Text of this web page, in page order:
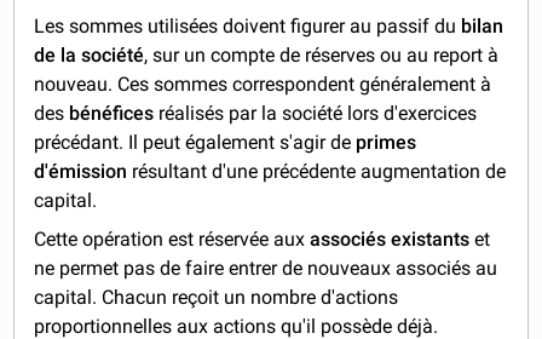
Les sommes utilisées doivent figurer au passif du bilan
de la société, sur un compte de réserves ou au report à
nouveau. Ces sommes correspondent généralement à
des bénéfices réalisés par la société lors d'exercices
précédant. Il peut également s'agir de primes
d'émission résultant d'une précédente augmentation de
capital.
Cette opération est réservée auxassociés existants et
ne permet pas de faire entrer de nouveaux associés au
capital. Chacun reçoit un nombre d'actions
proportionnelles aux actions qu'il possède déjà.